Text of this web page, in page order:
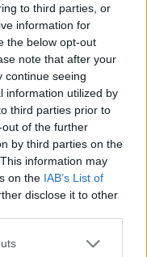
to third parties, or
information for
the below opt-out
note that after your
continue seeing
information utilized by
third parties prior to
of the further
by third parties on the
information may
on the IAB’s List of
disclose it to other
one or more Google
με
που
τον διαβήτη
συγκεκριμένου
επιτήδειοι